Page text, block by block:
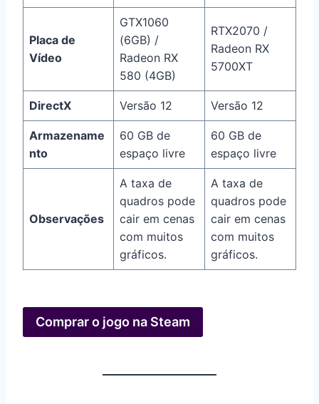
Placa de
Vídeo
GTX1060
(6GB) /
Radeon RX
580 (4GB)
RTX2070 /
Radeon RX
5700XT
DirectX Versão 12 Versão 12
Armazename
nto
60 GB de
espaço livre
60 GB de
espaço livre
Observações
A taxa de
quadros pode
cair em cenas
com muitos
gráficos.
A taxa de
quadros pode
cair em cenas
com muitos
gráficos.
Comprar o jogo na Steam